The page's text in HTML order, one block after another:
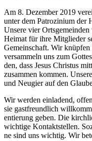
Am 8. Dezem­ber 2019
unter dem Patro­zi­ni­um der
Unse­re vier
Hei­mat für ihre Mit­glie­der
Gemein­schaft. Wir
ver­sam­meln uns zum
den, dass Jesus Chris­tus
zusam­men kom­men.
und Neu­gier auf den
Wir wer­den ein­la­dend,
sie gast­freund­lich
en­tie­rung geben. Die
wich­ti­ge Kon­takt­stel­len.
ne sind uns wich­tig. Wir